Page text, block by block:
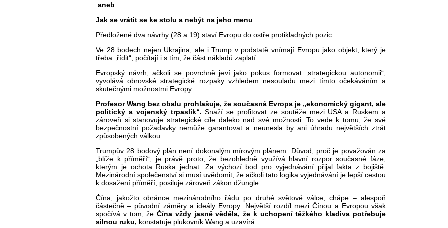
aneb
Jak se vrátit se ke stolu a nebýt na jeho menu
Předložené dva návrhy (28 a 19) staví Evropu do ostře protikladných pozic.
Ve 28 bodech nejen Ukrajina, ale i Trump v podstatě vnímají Evropu jako objekt, který je
třeba „řídit“, počítají i s tím, že část nákladů zaplatí.
Evropský návrh, ačkoli se povrchně jeví jako pokus formovat „strategickou autonomii“,
vyvolává obrovské strategické rozpaky vzhledem nesouladu mezi tímto očekáváním a
skutečnými možnostmi Evropy.
Profesor Wang bez obalu prohlašuje, že současná Evropa je „ekonomický gigant, ale
politický a vojenský trpaslík“. Snaží se profitovat ze soutěže mezi USA a Ruskem a
zároveň si stanovuje strategické cíle daleko nad své možnosti. To vede k tomu, že své
bezpečnostní požadavky nemůže garantovat a neunesla by ani úhradu největších ztrát
způsobených válkou.
Trumpův 28 bodový plán není dokonalým mírovým plánem. Důvod, proč je považován za
„blíže k příměří“, je právě proto, že bezohledně využívá hlavní rozpor současné fáze,
kterým je ochota Ruska jednat. Za výchozí bod pro vyjednávání přijal fakta z bojiště.
Mezinárodní společenství si musí uvědomit, že ačkoli tato logika vyjednávání je lepší cestou
k dosažení příměří, posiluje zároveň zákon džungle.
Čína, jakožto obránce mezinárodního řádu po druhé světové válce, chápe – alespoň
částečně – původní záměry a ideály Evropy. Největší rozdíl mezi Čínou a Evropou však
spočívá v tom, žeČína vždy jasně věděla, že k uchopení těžkého kladiva potřebuje
silnou ruku, konstatuje plukovník Wang a uzavírá: